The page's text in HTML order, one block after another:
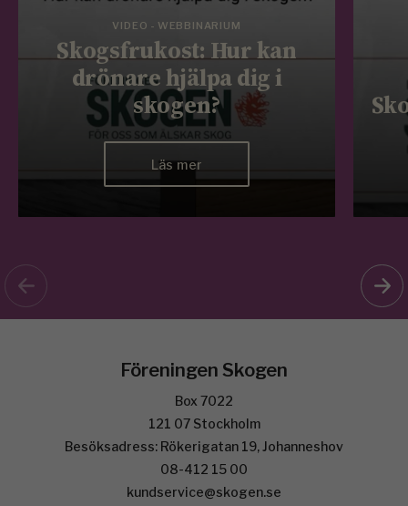
VIDEO - WEBBINARIUM
Skogsfrukost: Hur kan
drönare hjälpa dig i
skogen?
Läs mer
Föreningen Skogen
Box 7022
121 07 Stockholm
Besöksadress: Rökerigatan 19, Johanneshov
08-412 15 00
kundservice@skogen.se